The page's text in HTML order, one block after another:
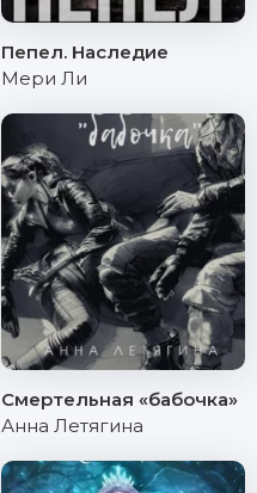
Пепел. Наследие
Мери Ли
Смертельная «бабочка»
Анна Летягина